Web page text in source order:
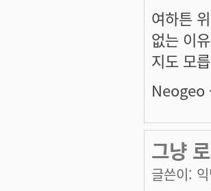
여하튼
없는 이
지도 모
그냥
글쓴이: